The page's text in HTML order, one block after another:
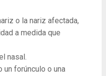
o la nariz afectada,
a medida que
nasal.
un forúnculo o una